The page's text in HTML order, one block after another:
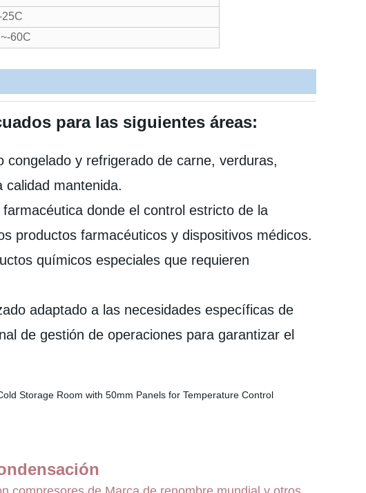
25C
60C
para las siguientes áreas:
y refrigerado de carne, verduras,
mantenida.
donde el control estricto de la
productos farmacéuticos y dispositivos médicos.
químicos especiales que requieren
adaptado a las necesidades específicas de
de gestión de operaciones para garantizar el